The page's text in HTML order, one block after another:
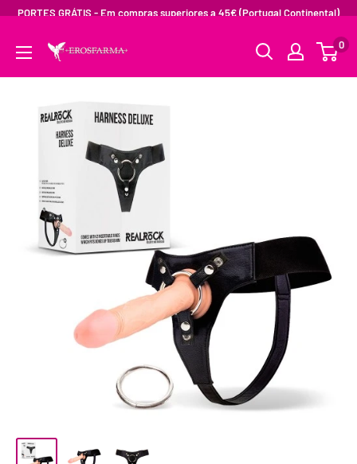
PORTES GRÁTIS - Em compras superiores a 45€ (Portugal Continental)
0